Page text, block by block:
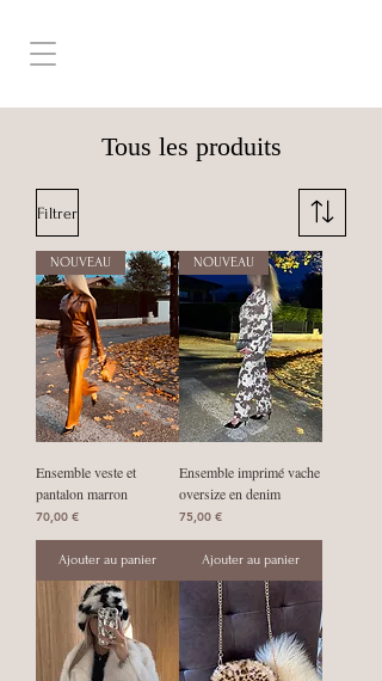
Tous les produits
Filtrer
NOUVEAU
Ensemble veste et
pantalon marron
Prix
70,00 €
Ajouter au panier
NOUVEAU
Ensemble imprimé vache
oversize en denim
Prix
75,00 €
Ajouter au panier